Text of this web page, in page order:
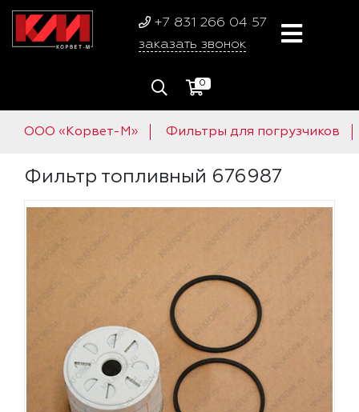
+7 831 266 04 57
заказать звонок
0
ООО «Корвет-М» Фильтры для погрузчиков
Фильтр топливный 676987